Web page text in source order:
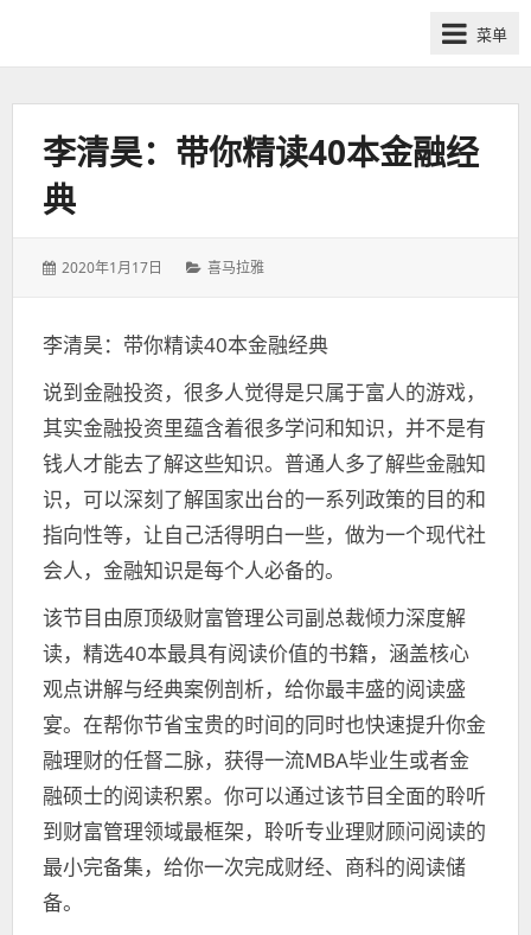
筹
菜单
李清昊：带你精读40本金融经
典
发
2020年1月17日
分
喜马拉雅
李清昊：带你精读40本金融经典
说到金融投资，很多人觉得是只属于富人的游戏，
其实金融投资里蕴含着很多学问和知识，并不是有
钱人才能去了解这些知识。普通人多了解些金融知
识，可以深刻了解国家出台的一系列政策的目的和
指向性等，让自己活得明白一些，做为一个现代社
会人，金融知识是每个人必备的。
该节目由原顶级财富管理公司副总裁倾力深度解
读，精选40本最具有阅读价值的书籍，涵盖核心
观点讲解与经典案例剖析，给你最丰盛的阅读盛
宴。在帮你节省宝贵的时间的同时也快速提升你金
融理财的任督二脉，获得一流MBA毕业生或者金
融硕士的阅读积累。你可以通过该节目全面的聆听
到财富管理领域最框架，聆听专业理财顾问阅读的
最小完备集，给你一次完成财经、商科的阅读储
备。